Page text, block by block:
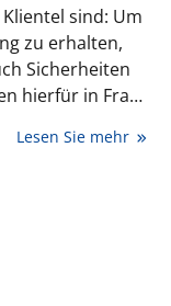
sind: Um
zu erhalten,
Sicherheiten
hierfür in Frage
Lesen Sie mehr